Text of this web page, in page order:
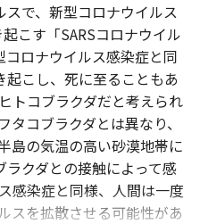
スで、新型コロナウイルス
こす「SARSコロナウイル
ロナウイルス感染症と同
起こし、死に至ることもあ
トコブラクダだと考えられ
コブラクダとは異なり、
島の気温の高い砂漠地帯に
ラクダとの接触によって感
感染症と同様、人間は一度
スを拡散させる可能性があ